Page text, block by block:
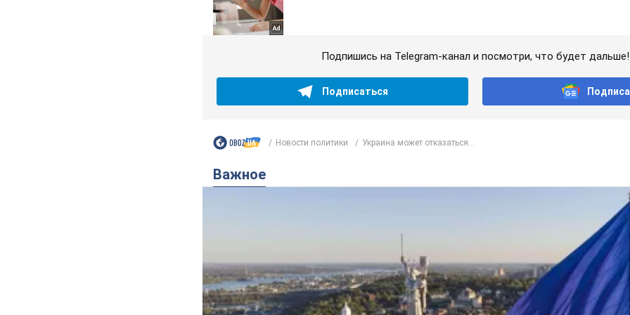
Подпишись на Telegram-канал и посмотри, что будет дальше!
Подписаться
Новости политики Украина может отказаться...
Важное